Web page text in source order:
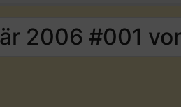
2006 #001